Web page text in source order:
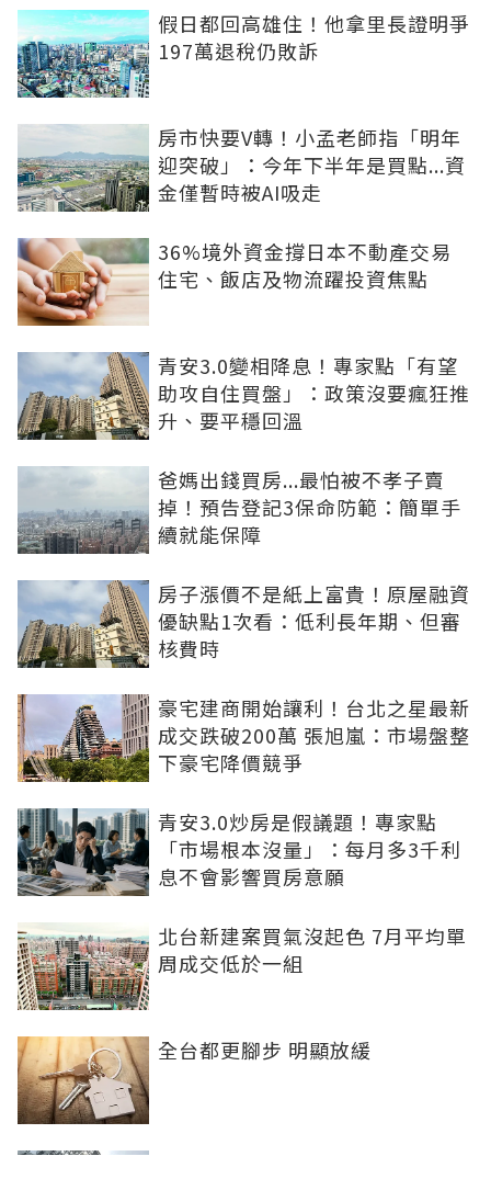
假日都回高雄住！他拿里長證明爭
197萬退稅仍敗訴
房市快要V轉！小孟老師指「明年
迎突破」：今年下半年是買點...資
金僅暫時被AI吸走
36%境外資金撐日本不動產交易
住宅、飯店及物流躍投資焦點
青安3.0變相降息！專家點「有望
助攻自住買盤」：政策沒要瘋狂推
升、要平穩回溫
爸媽出錢買房...最怕被不孝子賣
掉！預告登記3保命防範：簡單手
續就能保障
房子漲價不是紙上富貴！原屋融資
優缺點1次看：低利長年期、但審
核費時
豪宅建商開始讓利！台北之星最新
成交跌破200萬 張旭嵐：市場盤整
下豪宅降價競爭
青安3.0炒房是假議題！專家點
「市場根本沒量」：每月多3千利
息不會影響買房意願
北台新建案買氣沒起色 7月平均單
周成交低於一組
全台都更腳步 明顯放緩